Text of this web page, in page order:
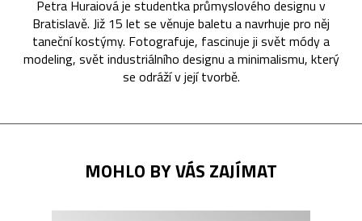
Petra Huraiová je studentka průmyslového designu v
Bratislavě. Již 15 let se věnuje baletu a navrhuje pro něj
taneční kostýmy. Fotografuje, fascinuje ji svět módy a
modeling, svět industriálního designu a minimalismu, který
se odráží v její tvorbě.
MOHLO BY VÁS ZAJÍMAT